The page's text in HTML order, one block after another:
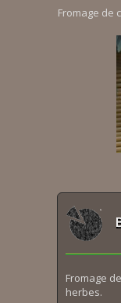
Fromage de
Fromage
herbes.